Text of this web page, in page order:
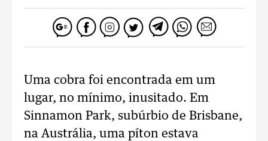
Uma cobra foi encontrada em um
lugar, no mínimo, inusitado. Em
Sinnamon Park, subúrbio de Brisbane,
na Austrália, uma píton estava